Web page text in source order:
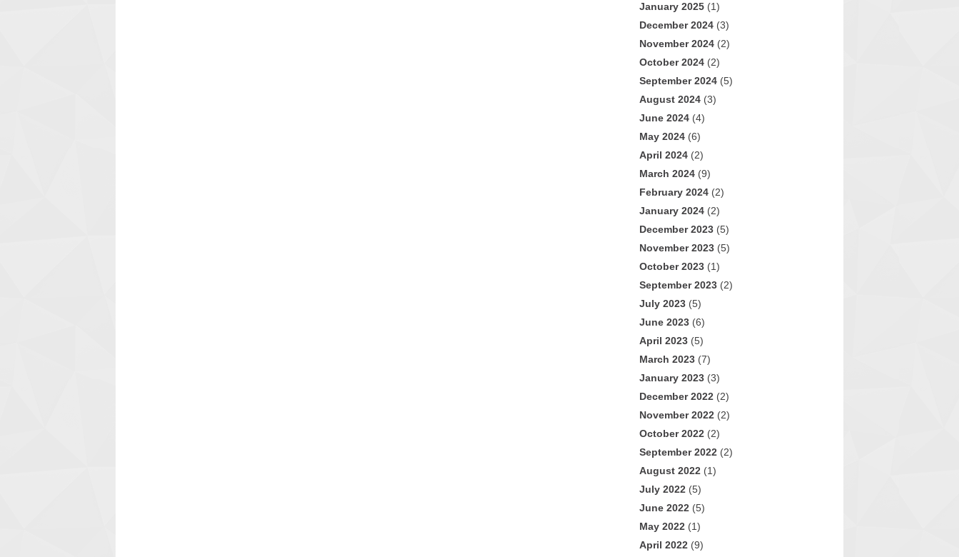
January 2025 (1)
December 2024 (3)
November 2024 (2)
October 2024 (2)
September 2024 (5)
August 2024 (3)
June 2024 (4)
May 2024 (6)
April 2024 (2)
March 2024 (9)
February 2024 (2)
January 2024 (2)
December 2023 (5)
November 2023 (5)
October 2023 (1)
September 2023 (2)
July 2023 (5)
June 2023 (6)
April 2023 (5)
March 2023 (7)
January 2023 (3)
December 2022 (2)
November 2022 (2)
October 2022 (2)
September 2022 (2)
August 2022 (1)
July 2022 (5)
June 2022 (5)
May 2022 (1)
April 2022 (9)